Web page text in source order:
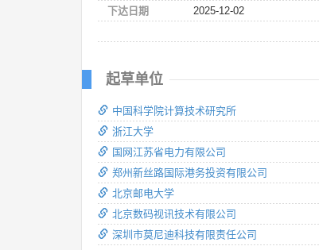
下达日期
2025-12-02
起草单位
中国科学院计算技术研究所
浙江大学
国网江苏省电力有限公司
郑州新丝路国际港务投资有限公司
北京邮电大学
北京数码视讯技术有限公司
深圳市莫尼迪科技有限责任公司